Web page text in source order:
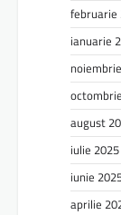
februarie
ianuarie
august
iulie 2025
iunie
aprilie